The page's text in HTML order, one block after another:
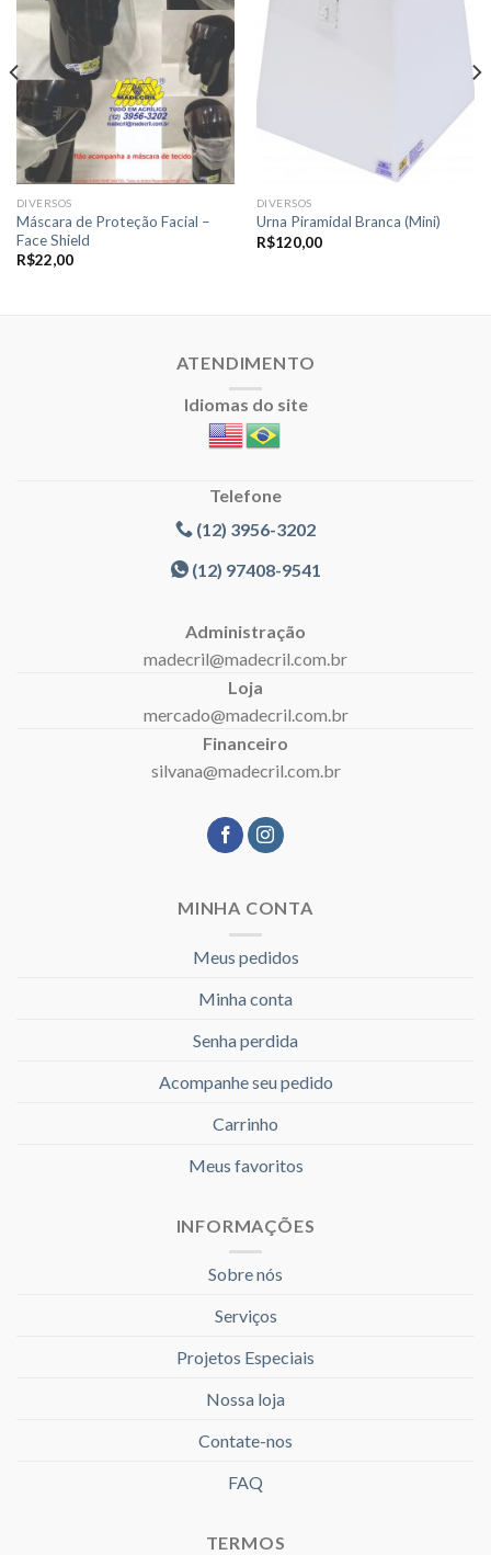
Adicionar
a lista de
desejos
DIVERSOS
Máscara de Proteção Facial –
Face Shield
R$22,00
DIVERSOS
Urna Piramidal Branca (Mini)
R$120,00
ATENDIMENTO
Idiomas do site
Telefone
(12) 3956-3202
(12) 97408-9541
Administração
madecril@madecril.com.br
Loja
mercado@madecril.com.br
Financeiro
silvana@madecril.com.br
MINHA CONTA
Meus pedidos
Minha conta
Senha perdida
Acompanhe seu pedido
Carrinho
Meus favoritos
INFORMAÇÕES
Sobre nós
Serviços
Projetos Especiais
Nossa loja
Contate-nos
FAQ
TERMOS